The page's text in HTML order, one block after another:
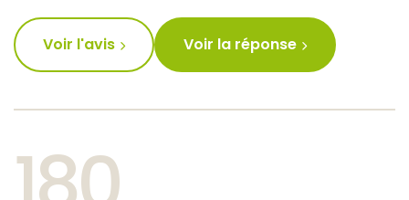
Voir l'avis Voir la réponse